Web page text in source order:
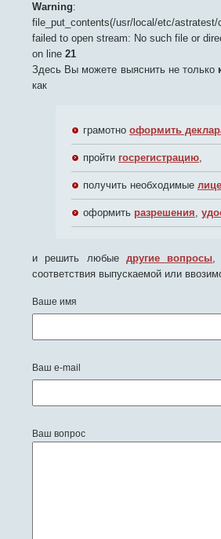
Warning:
file_put_contents(/usr/local/etc/astratest/
failed to open stream: No such file or
on line 21
Здесь Вы можете выяснить не только
как
грамотно оформить
пройти госрегистрацию,
получить необходимые
оформить разрешения,
и решить любые другие вопросы,
соответствия выпускаемой или
Ваше имя
Ваш e-mail
Ваш вопрос